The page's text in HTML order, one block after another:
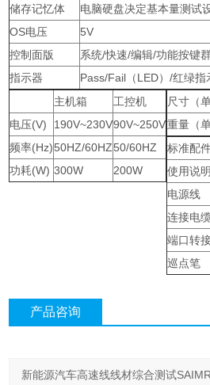
储存记忆体
电脑硬盘决定基本量测试
OS电压
5V
控制面版
系统/快速/编辑/功能按键
指示器
Pass/Fail（LED）/红绿
主机箱
工控机
电压(V)
190V~230V90V~250V
频率(Hz)50HZ/60HZ50/60HZ
功耗(W) 300W 200W
尺寸（
重量（
标准配
使用说
电源线
连接电
端口转
巡点笔
产品咨询